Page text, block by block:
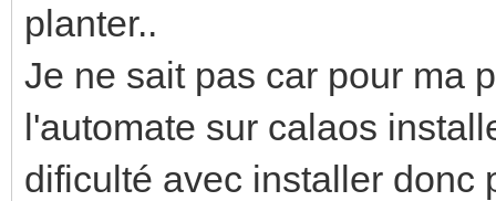
planter..
Je ne sait pas car pour ma
l'automate sur calaos
dificulté avec installer donc